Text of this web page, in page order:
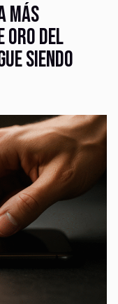
más
oro del
siendo